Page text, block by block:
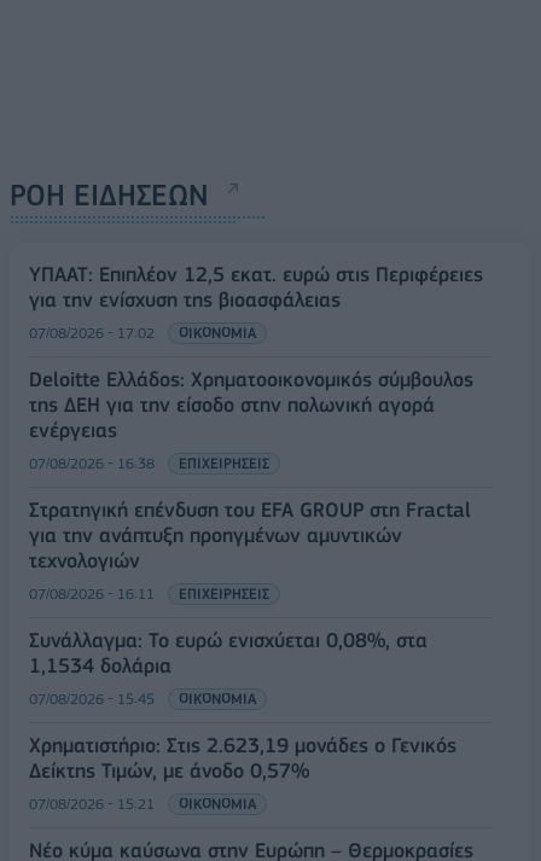
ΡΟΗ ΕΙΔΗΣΕΩΝ
ΥΠΑΑΤ: Επιπλέον 12,5 εκατ. ευρώ στις Περιφέρειες
για την ενίσχυση της βιοασφάλειας
07/08/2026 - 17:02 ΟΙΚΟΝΟΜΙΑ
Deloitte Ελλάδος: Χρηματοοικονομικός σύμβουλος
της ΔΕΗ για την είσοδο στην πολωνική αγορά
ενέργειας
07/08/2026 - 16:38 ΕΠΙΧΕΙΡΗΣΕΙΣ
Στρατηγική επένδυση του EFA GROUP στη Fractal
για την ανάπτυξη προηγμένων αμυντικών
τεχνολογιών
07/08/2026 - 16:11 ΕΠΙΧΕΙΡΗΣΕΙΣ
Συνάλλαγμα: Το ευρώ ενισχύεται 0,08%, στα
1,1534 δολάρια
07/08/2026 - 15:45 ΟΙΚΟΝΟΜΙΑ
Χρηματιστήριο: Στις 2.623,19 μονάδες ο Γενικός
Δείκτης Τιμών, με άνοδο 0,57%
07/08/2026 - 15:21 ΟΙΚΟΝΟΜΙΑ
Νέο κύμα καύσωνα στην Ευρώπη – Θερμοκρασίες